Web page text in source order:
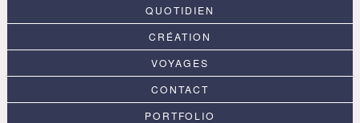
QUOTIDIEN
CRÉATION
VOYAGES
CONTACT
PORTFOLIO